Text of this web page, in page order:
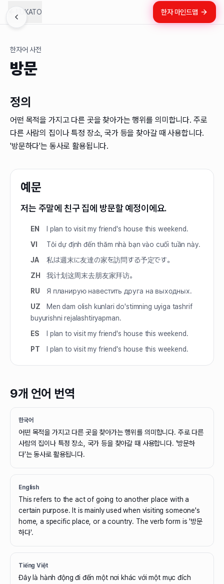
LUKATO 한자 마인드맵
한자어 사전
방문
정의
어떤 목적을 가지고 다른 곳을 찾아가는 행위를 의미합니다. 주로
다른 사람의 집이나 특정 장소, 국가 등을 찾아갈 때 사용합니다.
'방문하다'는 동사로 활용됩니다.
예문
저는 주말에 친구 집에 방문할 예정이에요.
EN
I plan to visit my friend's house this weekend.
VI
Tôi dự định đến thăm nhà bạn vào cuối tuần này.
JA
私は週末に友達の家を訪問する予定です。
ZH
我计划这周末去朋友家拜访。
RU
Я планирую навестить друга на выходных.
UZ
Men dam olish kunlari do'stimning uyiga tashrif
buyurishni rejalashtiryapman.
ES
I plan to visit my friend's house this weekend.
PT
I plan to visit my friend's house this weekend.
9개 언어 번역
한국어
어떤 목적을 가지고 다른 곳을 찾아가는 행위를 의미합니다. 주로 다른
사람의 집이나 특정 장소, 국가 등을 찾아갈 때 사용합니다. '방문하
다'는 동사로 활용됩니다.
English
This refers to the act of going to another place with a
certain purpose. It is mainly used when visiting someone's
home, a specific place, or a country. The verb form is '방문
하다'.
Tiếng Việt
Đây là hành động đi đến một nơi khác với một mục đích